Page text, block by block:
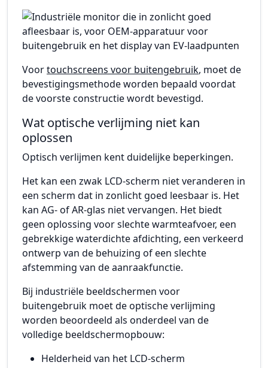
Voortouchscreens voor buitengebruik, moet de
bevestigingsmethode worden bepaald voordat
de voorste constructie wordt bevestigd.
Wat optische verlijming niet kan
oplossen
Optisch verlijmen kent duidelijke beperkingen.
Het kan een zwak LCD-scherm niet veranderen in
een scherm dat in zonlicht goed leesbaar is. Het
kan AG- of AR-glas niet vervangen. Het biedt
geen oplossing voor slechte warmteafvoer, een
gebrekkige waterdichte afdichting, een verkeerd
ontwerp van de behuizing of een slechte
afstemming van de aanraakfunctie.
Bij industriële beeldschermen voor
buitengebruik moet de optische verlijming
worden beoordeeld als onderdeel van de
volledige beeldschermopbouw:
Helderheid van het LCD-scherm